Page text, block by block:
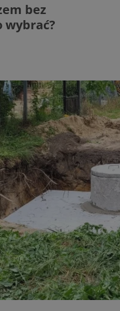
bez
wybrać?